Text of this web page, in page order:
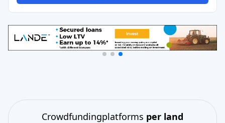
Crowdfundingplatforms per land